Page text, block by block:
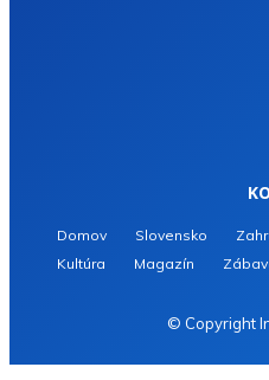
Domov Slovensko
Kultúra
Magazín
© Copyright